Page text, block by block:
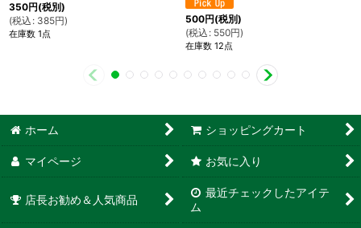
350円(税別)
(税込 : 385円)
在庫数 1点
500円(税別)
(税込 : 550円)
在庫数 12点
ホーム ショッピングカート
マイページ お気に入り
店長お勧め＆人気商品
最近チェックしたアイテ
ム